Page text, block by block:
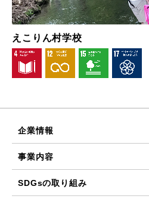
えこりん村学校
企業情報
事業内容
SDGsの取り組み